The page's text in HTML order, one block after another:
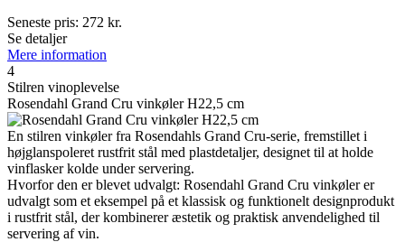
Seneste pris: 272 kr.
Se detaljer
Mere information
4
Stilren vinoplevelse
Rosendahl Grand Cru vinkøler H22,5 cm
En stilren vinkøler fra Rosendahls Grand Cru-serie, fremstillet i
højglanspoleret rustfrit stål med plastdetaljer, designet til at holde
vinflasker kolde under servering.
Hvorfor den er blevet udvalgt: Rosendahl Grand Cru vinkøler er
udvalgt som et eksempel på et klassisk og funktionelt designprodukt
i rustfrit stål, der kombinerer æstetik og praktisk anvendelighed til
servering af vin.